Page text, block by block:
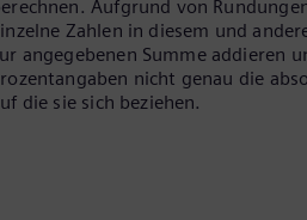
Aufgrund von
Zahlen in diesem und
angegebenen Summe addieren
nicht genau die
die sie sich beziehen.